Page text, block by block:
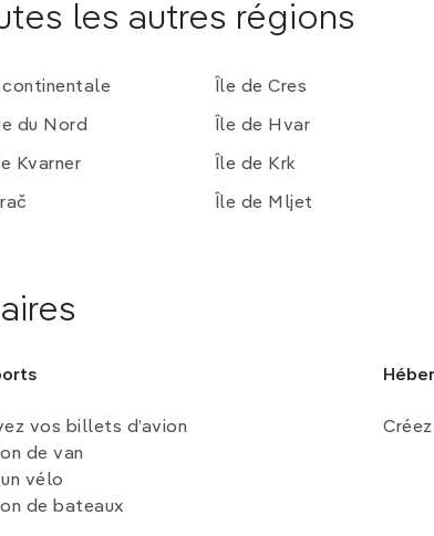
les autres régions
du Nord
Kvarner
Île de Cres
Île de Hvar
Île de Krk
Île de Mljet
vos billets d’avion
de van
vélo
de bateaux